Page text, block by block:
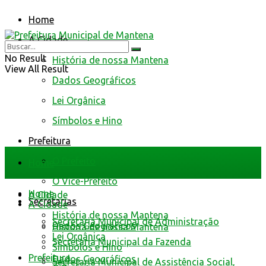
Home
A Cidade
História de nossa Mantena
Dados Geográficos
Lei Orgânica
Símbolos e Hino
Prefeitura
O Vice-Prefeito
Secretarias
Secretaria Municipal de Administração
Secretaria Municipal da Fazenda
Secretaria Municipal de Assistência Social,
No Result
View All Result
Home
A Cidade
História de nossa Mantena
Dados Geográficos
Home
A Cidade
História de nossa Mantena
Dados Geográficos
Lei Orgânica
Símbolos e Hino
Prefeitura